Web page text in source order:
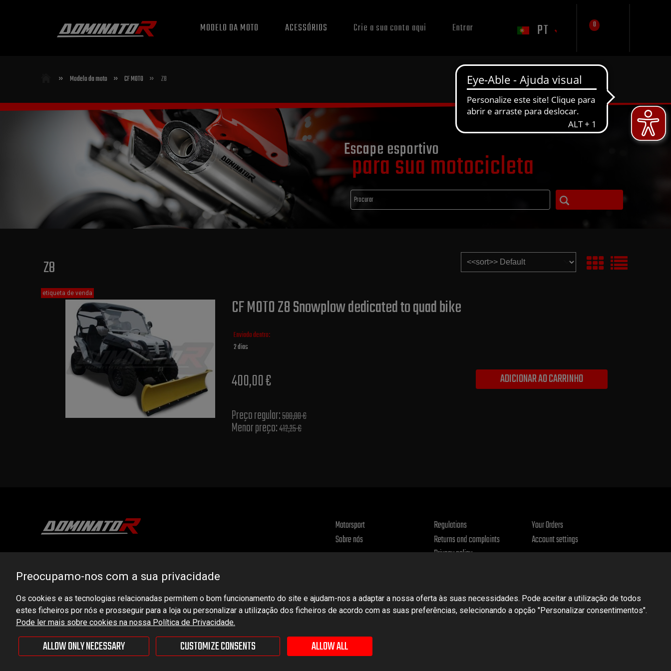
MODELO DA MOTO ACESSÓRIOS Crie a sua conta aqui Entrar PT 0
» Modelo da moto » CF MOTO » Z8
Escape esportivo
para sua motocicleta
Z8
CF MOTO Z8 Snowplow dedicated to quad bike
Enviado dentro:
2 dias
400,00 €
Preço regular:500,00 €
Menor preço:412,25 €
ADICIONAR AO CARRINHO
etiqueta de venda
Ludowa 59, 43-514 Kaniów, POLAND
dominator@dominator.pl
Motorsport
Sobre nós
Regulations
Returns and complaints
Privacy policy
Your Orders
Account settings
Preocupamo-nos com a sua privacidade
Os cookies e as tecnologias relacionadas permitem o bom funcionamento do site e ajudam-nos a adaptar a nossa oferta às suas necessidades. Pode aceitar a utilização de todos
estes ficheiros por nós e prosseguir para a loja ou personalizar a utilização dos ficheiros de acordo com as suas preferências, selecionando a opção "Personalizar consentimentos".
Pode ler mais sobre cookies na nossa Política de Privacidade.
ALLOW ONLY NECESSARY CUSTOMIZE CONSENTS ALLOW ALL